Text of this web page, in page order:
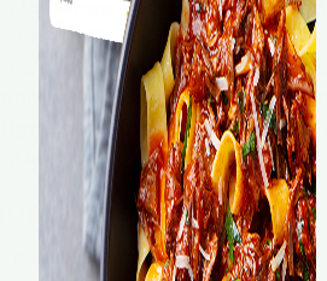
la balance est loin d’être
de regarder du côté des
la masse hydrique, qui vous
cas, le poids stagne
considérablement.
le gras.
plus intéressant que le poids en